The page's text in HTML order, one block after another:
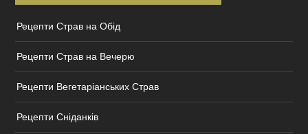
Рецепти Страв на Обід
Рецепти Страв на Вечерю
Рецепти Вегетаріанських Страв
Рецепти Сніданків